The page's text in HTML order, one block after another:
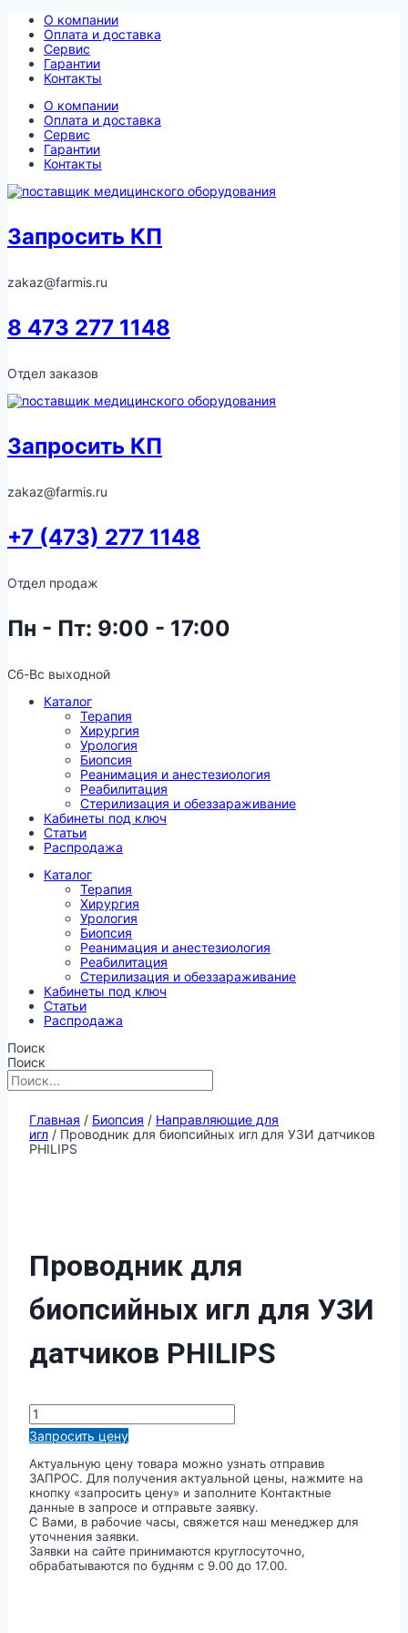
Перейти
содержимому
О компании
Оплата и доставка
Сервис
Гарантии
Контакты
О компании
Оплата и доставка
Сервис
Гарантии
Контакты
Запросить КП
zakaz@farmis.ru
8 473 277 1148
Отдел заказов
Запросить КП
zakaz@farmis.ru
+7 (473) 277 1148
Отдел продаж
Пн - Пт: 9:00 - 17:00
Сб-Вс выходной
Каталог
Терапия
Хирургия
Урология
Биопсия
Реанимация и анестезиология
Реабилитация
Стерилизация и обеззараживание
Кабинеты под ключ
Статьи
Распродажа
Каталог
Терапия
Хирургия
Урология
Биопсия
Реанимация и анестезиология
Реабилитация
Стерилизация и обеззараживание
Кабинеты под ключ
Статьи
Распродажа
Поиск
Поиск
Главная / Биопсия / Направляющие для
игл / Проводник для биопсийных игл для УЗИ датчиков
PHILIPS
Проводник для
биопсийных игл для УЗИ
датчиков PHILIPS
Количество
товара
Проводник
биопсийных
игл
для
УЗИ
датчиков
PHILIPS
Запросить цену
Актуальную цену товара можно узнать отправив
ЗАПРОС. Для получения актуальной цены, нажмите на
кнопку «запросить цену» и заполните Контактные
данные в запросе и отправьте заявку.
С Вами, в рабочие часы, свяжется наш менеджер для
уточнения заявки.
Заявки на сайте принимаются круглосуточно,
обрабатываются по будням с 9.00 до 17.00.